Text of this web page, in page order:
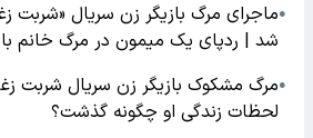
●ماجرای مرگ بازیگر زن سریال «شربت
شد | ردپای یک میمون در مرگ خانم
●مرگ مشکوک بازیگر زن سریال شربت
لحظات زندگی او چگونه گذشت؟